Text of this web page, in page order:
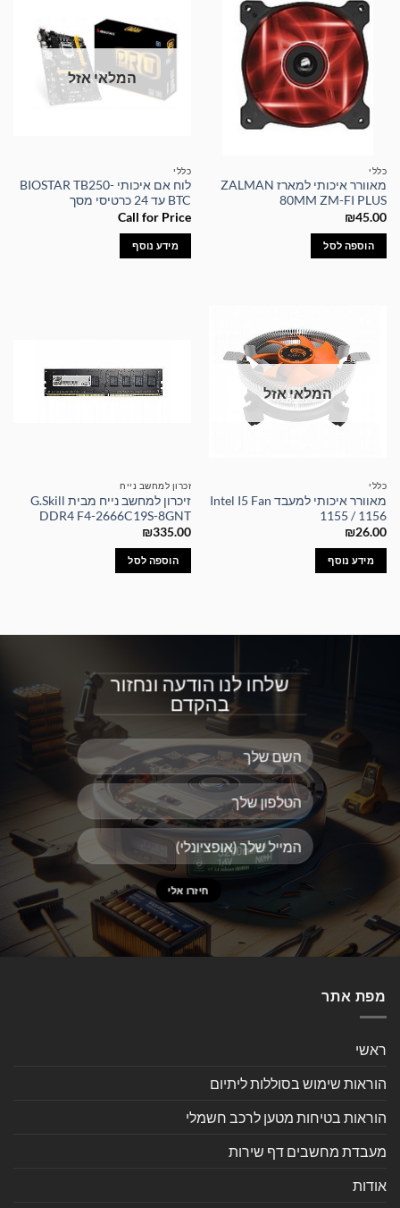
כללי
מאוורר איכותי למארז ZALMAN
80MM ZM-FI PLUS
₪45.00
הוספה לסל
המלאי אזל
כללי
לוח אם איכותי BIOSTAR TB250-
BTC עד 24 כרטיסי מסך
Call for Price
מידע נוסף
המלאי אזל
כללי
מאוורר איכותי למעבד Intel I5 Fan
1155 / 1156
₪26.00
מידע נוסף
זכרון למחשב נייח
זיכרון למחשב נייח מבית G.Skill
DDR4 F4-2666C19S-8GNT
₪335.00
הוספה לסל
שלחו לנו הודעה ונחזור
בהקדם
מפת אתר
ראשי
הוראות שימוש בסוללות ליתיום
הוראות בטיחות מטען לרכב חשמלי
מעבדת מחשבים דף שירות
אודות